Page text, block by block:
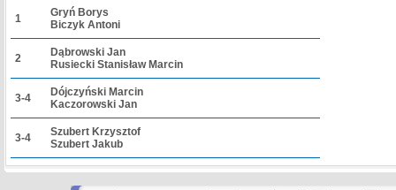
1
Gryń Borys
Biczyk Antoni
2
Dąbrowski Jan
Rusiecki Stanisław Marcin
3-4
Dójczyński Marcin
Kaczorowski Jan
3-4
Szubert Krzysztof
Szubert Jakub